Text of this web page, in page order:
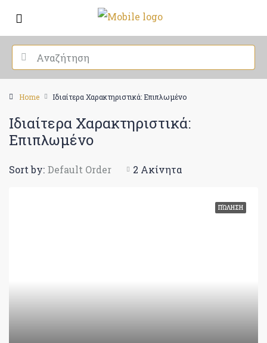
Home Ιδιαίτερα Χαρακτηριστικά: Επιπλωμένο
Ιδιαίτερα Χαρακτηριστικά:
Επιπλωμένο
2 Ακίνητα
Sort by: Default Order
ΠΏΛΗΣΗ